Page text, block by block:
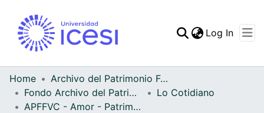
Statistics
Log In
Home
Archivo del Patrimonio Fotográfico y Fílmico del Valle del Cauca
Fondo Archivo del Patrimonio Fotográfico y Fílmico del Valle del Cauca
Lo Cotidiano
APFFVC - Amor - Patrimonial